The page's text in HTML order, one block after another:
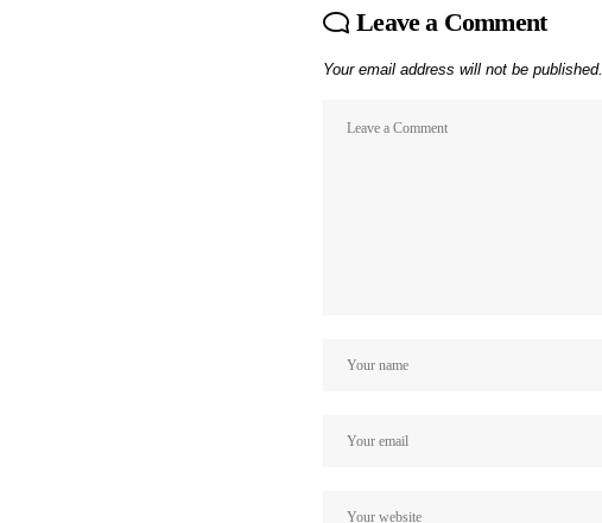
Leave a Comment
Your email address will not be published.